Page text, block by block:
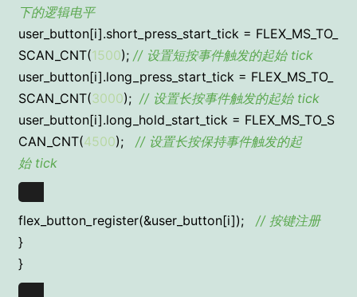
下的逻辑电平
user_button[i].short_press_start_tick = FLEX_MS_TO_
SCAN_CNT(1500); // 设置短按事件触发的起始 tick
user_button[i].long_press_start_tick = FLEX_MS_TO_
SCAN_CNT(3000); // 设置长按事件触发的起始 tick
user_button[i].long_hold_start_tick = FLEX_MS_TO_S
CAN_CNT(4500); // 设置长按保持事件触发的起
始 tick
flex_button_register(&user_button[i]); // 按键注册
}
}